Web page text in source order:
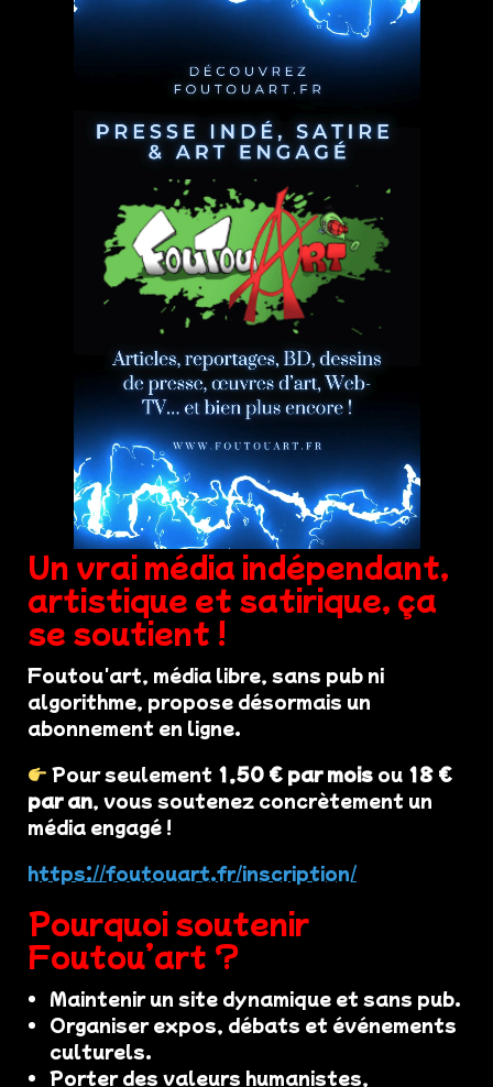
Un vrai média indépendant,
artistique et satirique, ça
se soutient !
Foutou'art, média libre, sans pub ni
algorithme, propose désormais un
abonnement en ligne.
Pour seulement 1,50 € par mois ou 18 €
par an, vous soutenez concrètement un
média engagé !
https://foutouart.fr/inscription/
Pourquoi soutenir
Foutou’art ?
Maintenir un site dynamique et sans pub.
Organiser expos, débats et événements
culturels.
Porter des valeurs humanistes,